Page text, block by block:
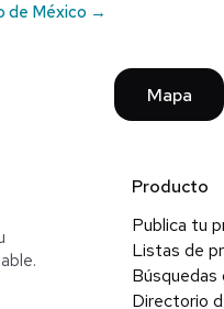
de México →
Mapa
Producto
Publica tu
Listas de
Búsquedas
Directorio